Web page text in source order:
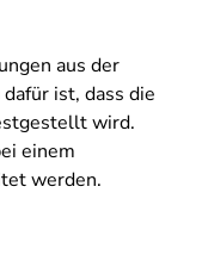
aus der
ist, dass die
wird.
einem
werden.